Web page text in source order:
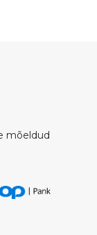
mõeldud